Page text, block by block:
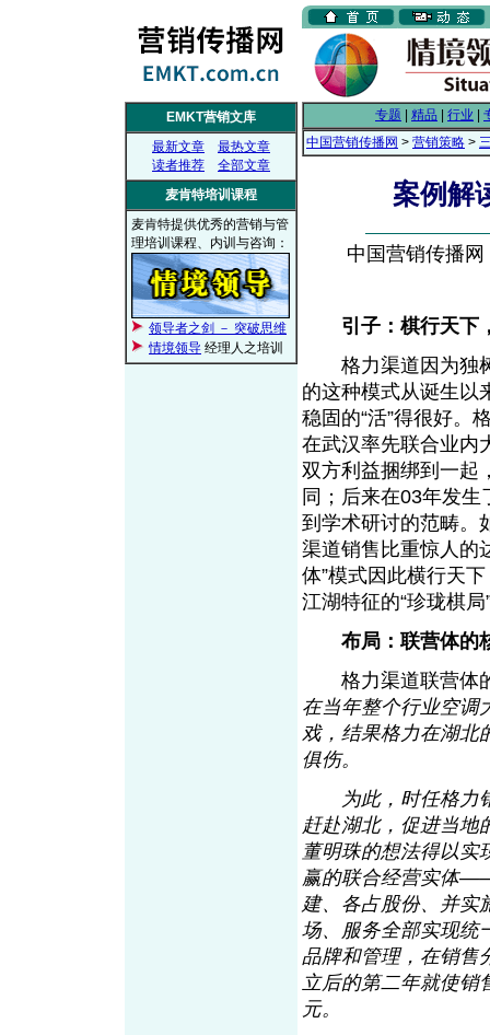
EMKT营销文库
最新文章
最热文章
读者推荐
全部文章
麦肯特培训课程
麦肯特提供优秀的营销与管
理培训课程、内训与咨询：
领导者之剑 － 突破思维
情境领导 经理人之培训
专题 精品 行业
中国营销传播网 > 营销策略 >
案例解
中国营销传播
引子：棋行天下
格力渠道因为独树
的这种模式从诞生以
稳固的“活”得很好。
在武汉率先联合业内
双方利益捆绑到一起
同；后来在03年发
到学术研讨的范畴。
渠道销售比重惊人的
体”模式因此横行天
江湖特征的“珍珑
布局：联营体的
格力渠道联营体
在当年整个行业空调
戏，结果格力在湖北
俱伤。
为此，时任格力销
赶赴湖北，促进当地
董明珠的想法得以实
赢的联合经营实体
建、各占股份、并实
场、服务全部实现统
品牌和管理，在销售
立后的第二年就使销
元。